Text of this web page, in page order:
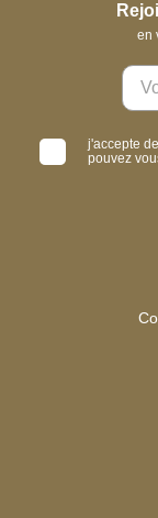
en
j'accepte
pouvez